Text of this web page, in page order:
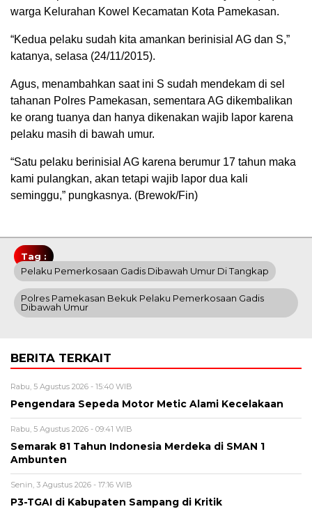
warga Kelurahan Kowel Kecamatan Kota Pamekasan.
“Kedua pelaku sudah kita amankan berinisial AG dan S,”
katanya, selasa (24/11/2015).
Agus, menambahkan saat ini S sudah mendekam di sel
tahanan Polres Pamekasan, sementara AG dikembalikan
ke orang tuanya dan hanya dikenakan wajib lapor karena
pelaku masih di bawah umur.
“Satu pelaku berinisial AG karena berumur 17 tahun maka
kami pulangkan, akan tetapi wajib lapor dua kali
seminggu,” pungkasnya. (Brewok/Fin)
Tag :
Pelaku Pemerkosaan Gadis Dibawah Umur Di Tangkap
Polres Pamekasan Bekuk Pelaku Pemerkosaan Gadis
Dibawah Umur
BERITA TERKAIT
Rabu, 5 Agustus 2026 - 15:40 WIB
Pengendara Sepeda Motor Metic Alami Kecelakaan
Rabu, 5 Agustus 2026 - 09:41 WIB
Semarak 81 Tahun Indonesia Merdeka di SMAN 1
Ambunten
Senin, 3 Agustus 2026 - 17:16 WIB
P3-TGAI di Kabupaten Sampang di Kritik